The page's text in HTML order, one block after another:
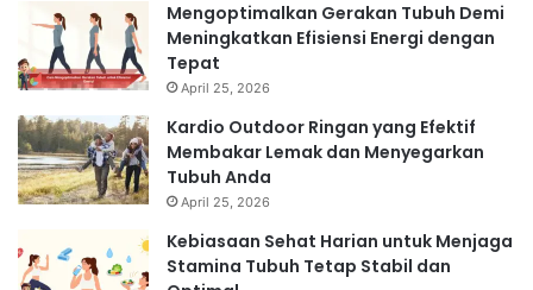
Mengoptimalkan Gerakan Tubuh Demi
Meningkatkan Efisiensi Energi dengan
Tepat
April 25, 2026
Kardio Outdoor Ringan yang Efektif
Membakar Lemak dan Menyegarkan
Tubuh Anda
April 25, 2026
Kebiasaan Sehat Harian untuk Menjaga
Stamina Tubuh Tetap Stabil dan